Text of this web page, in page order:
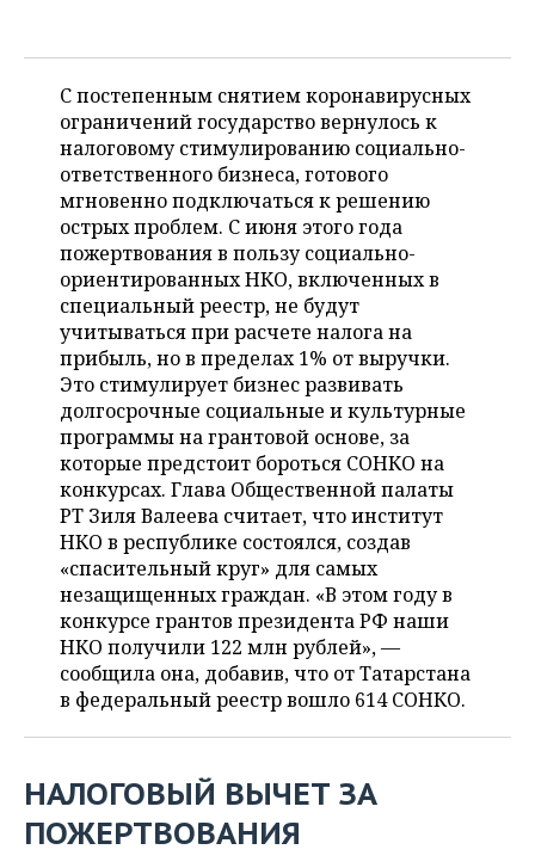
ОТКРЫТАЯ ЛЕКЦИЯ
БАСКЕТБОЛ
ВОЛЕЙБОЛ
КИБЕРСПОРТ
ФИГУРНОЕ КАТАНИЕ
ВОДНЫЕ ВИДЫ СПОРТА
ХОККЕЙ С МЯЧОМ
ИНФРАСТРУКТУРА
ИСТОРИЯ
КУЛЬТУРА
МЕДИЦИНА
ОБРАЗОВАНИЕ
ПРОИСШЕСТВИЯ
СПРАВОЧНИК
СПИСОК ПЕРСОН
СПИСОК КОМПАНИЙ
ПОЛНАЯ ВЕРСИЯ
С постепенным снятием коронавирусных
ограничений государство вернулось к
налоговому стимулированию социально-
ответственного бизнеса, готового
мгновенно подключаться к решению
острых проблем. С июня этого года
пожертвования в пользу социально-
ориентированных НКО, включенных в
специальный реестр, не будут
учитываться при расчете налога на
прибыль, но в пределах 1% от выручки.
Это стимулирует бизнес развивать
долгосрочные социальные и культурные
программы на грантовой основе, за
которые предстоит бороться СОНКО на
конкурсах. Глава Общественной палаты
РТ Зиля Валеева считает, что институт
НКО в республике состоялся, создав
«спасительный круг» для самых
незащищенных граждан. «В этом году в
конкурсе грантов президента РФ наши
НКО получили 122 млн рублей», —
сообщила она, добавив, что от Татарстана
в федеральный реестр вошло 614 СОНКО.
НАЛОГОВЫЙ ВЫЧЕТ ЗА
ПОЖЕРТВОВАНИЯ